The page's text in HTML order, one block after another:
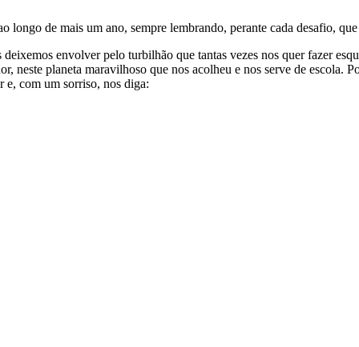
longo de mais um ano, sempre lembrando, perante cada desafio,
envolver pelo turbilhão que tantas vezes nos quer fazer
neste planeta maravilhoso que nos acolheu e nos serve de escola.
e, com um sorriso, nos diga: